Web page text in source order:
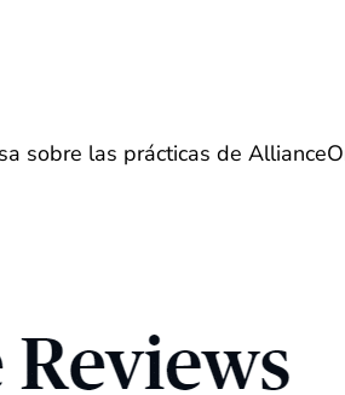
sobre las prácticas de